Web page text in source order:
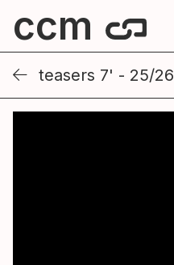
ccm
teasers 7' - 25/26